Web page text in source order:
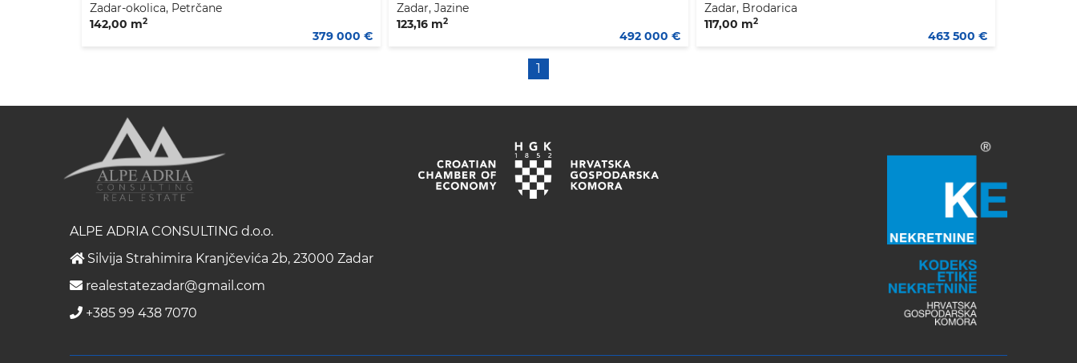
Zadar-okolica, Petrčane
142,00 m2
379 000 €
Zadar, Jazine
123,16 m2
492 000 €
Zadar, Brodarica
117,00 m2
463 500 €
1
ALPE ADRIA CONSULTING d.o.o.
Silvija Strahimira Kranjčevića 2b, 23000 Zadar
realestatezadar@gmail.com
+385 99 438 7070